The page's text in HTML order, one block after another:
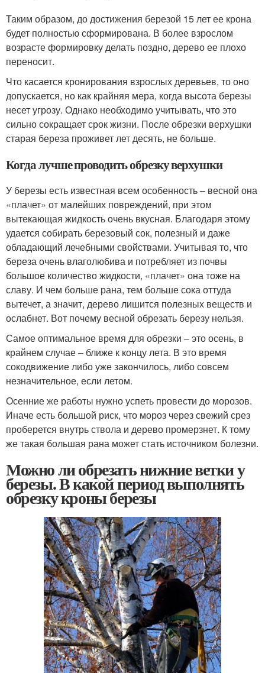
Таким образом, до достижения березой 15 лет ее крона
будет полностью сформирована. В более взрослом
возрасте формировку делать поздно, дерево ее плохо
переносит.
Что касается кронирования взрослых деревьев, то оно
допускается, но как крайняя мера, когда высота березы
несет угрозу. Однако необходимо учитывать, что это
сильно сокращает срок жизни. После обрезки верхушки
старая береза проживет лет десять, не больше.
Когда лучше проводить обрезку верхушки
У березы есть известная всем особенность – весной она
«плачет» от малейших повреждений, при этом
вытекающая жидкость очень вкусная. Благодаря этому
удается собирать березовый сок, полезный и даже
обладающий лечебными свойствами. Учитывая то, что
береза очень влаголюбива и потребляет из почвы
большое количество жидкости, «плачет» она тоже на
славу. И чем больше рана, тем больше сока оттуда
вытечет, а значит, дерево лишится полезных веществ и
ослабнет. Вот почему весной обрезать березу нельзя.
Самое оптимальное время для обрезки – это осень, в
крайнем случае – ближе к концу лета. В это время
сокодвижение либо уже закончилось, либо совсем
незначительное, если летом.
Осенние же работы нужно успеть провести до морозов.
Иначе есть большой риск, что мороз через свежий срез
проберется внутрь ствола и дерево промерзнет. К тому
же такая большая рана может стать источником болезни.
Можно ли обрезать нижние ветки у
березы. В какой период выполнять
обрезку кроны березы